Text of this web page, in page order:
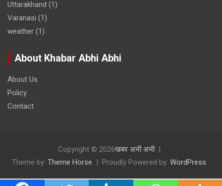
Uttarakhand (1)
Varanasi (1)
weather (1)
About Khabar Abhi Abhi
About Us
Policy
Contact
Copyright © 2026खबर अभी अभी
Theme by: Theme Horse Proudly Powered by: WordPress